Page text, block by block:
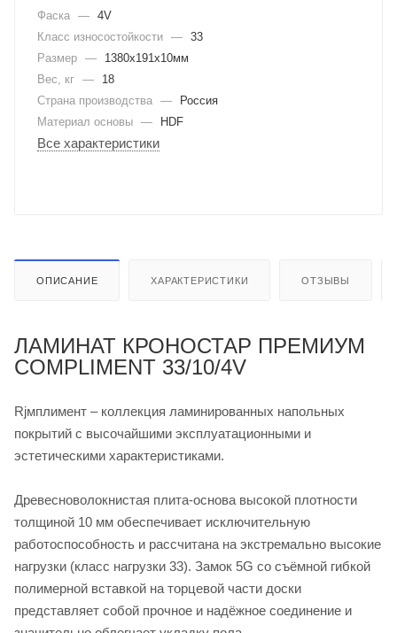
Фаска — 4V
Класс износостойкости — 33
Размер —
1380х191х10мм
Вес, кг —
18
Страна производства —
Россия
Материал основы — HDF
Все характеристики
ОПИСАНИЕ ХАРАКТЕРИСТИКИ ОТЗЫВЫ
ЛАМИНАТ КРОНОСТАР ПРЕМИУМ
COMPLIMENT 33/10/4V
Rjмплимент – коллекция ламинированных напольных
покрытий с высочайшими эксплуатационными и
эстетическими характеристиками.
Древесноволокнистая плита-основа высокой плотности
толщиной 10 мм обеспечивает исключительную
работоспособность и рассчитана на экстремально высокие
нагрузки (класс нагрузки 33). Замок 5G со съёмной гибкой
полимерной вставкой на торцевой части доски
представляет собой прочное и надёжное соединение и